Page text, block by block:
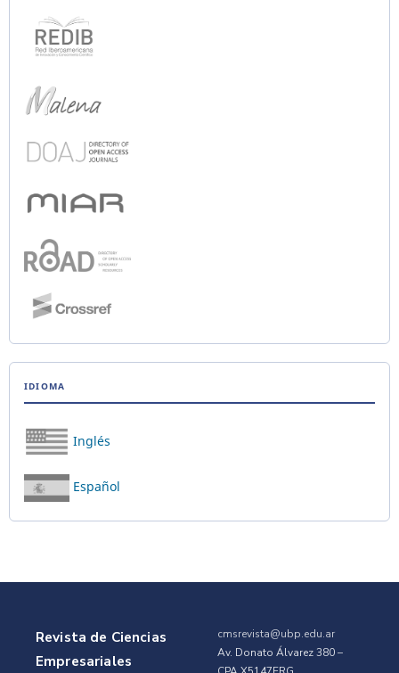
IDIOMA
Inglés
Español
Revista de Ciencias
Empresariales
cmsrevista@ubp.edu.ar
Av. Donato Álvarez 380 –